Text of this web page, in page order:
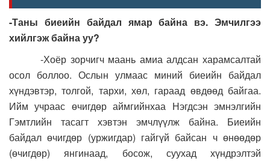
-Таны биеийн байдал ямар байна вэ. Эмчилгээ
хийлгэж байна уу?
-Хоёр зорчигч маань амиа алдсан харамсалтай
осол боллоо. Ослын улмаас миний биеийн байдал
хүндэвтэр, толгой, тархи, хөл, гараад өвдөөд байгаа.
Ийм учраас өчигдөр аймгийнхаа Нэгдсэн эмнэлгийн
Гэмтлийн тасагт хэвтэн эмчлүүлж байна. Биеийн
байдал өчигдөр (уржигдар) гайгүй байсан ч өнөөдөр
(өчигдөр) янгинаад, босож, суухад хүндрэлтэй